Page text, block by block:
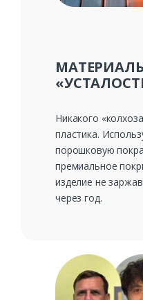
Никакого
пластика.
порошковую
премиальное
изделие не
через год.